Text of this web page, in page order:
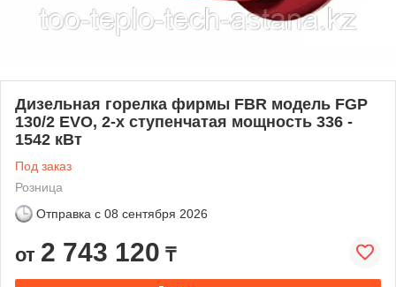
Дизельная горелка фирмы FBR модель FGP
130/2 EVO, 2-х ступенчатая мощность 336 -
1542 кВт
Под заказ
Розница
Отправка с 08 сентября 2026
от 2 743 120 ₸